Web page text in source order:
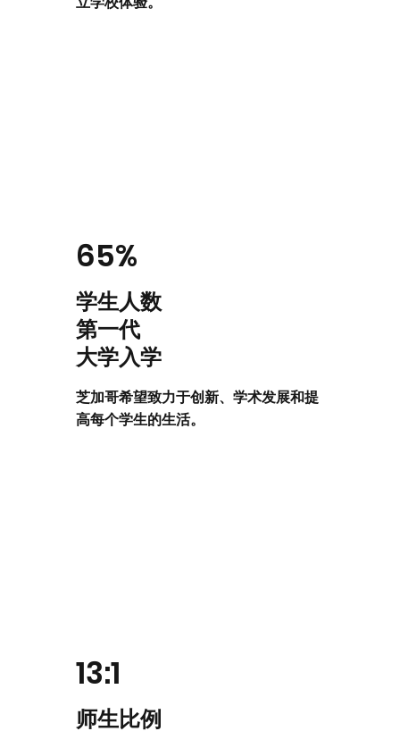
65%
学生人数
第一代
大学入学
芝加哥希望致力于创新、学术发展和提
高每个学生的生活。
13:1
师生比例